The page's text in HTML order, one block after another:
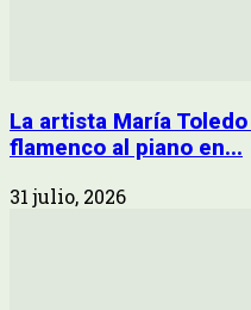
La artista María
flamenco al piano en...
31 julio, 2026